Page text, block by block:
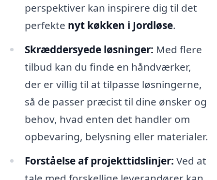
perspektiver kan inspirere dig til det
perfekte nyt køkken i Jordløse.
Skræddersyede løsninger: Med flere
tilbud kan du finde en håndværker,
der er villig til at tilpasse løsningerne,
så de passer præcist til dine ønsker og
behov, hvad enten det handler om
opbevaring, belysning eller materialer.
Forståelse af projekttidslinjer: Ved at